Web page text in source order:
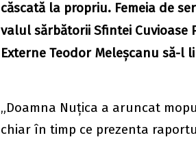
căscată la propriu. Femeia de
valul sărbătorii Sfintei Cuvioase
Externe Teodor Meleșcanu să-l
„Doamna Nuțica a aruncat
chiar în timp ce prezenta